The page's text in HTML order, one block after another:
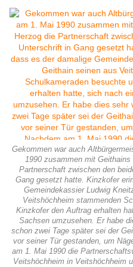
Gekommen war auch
1990 zusammen mit
Partnerschaft zwischen den
Gang gesetzt hatte. Kinzkofer
Gemeindekassier Ludwig
Veitshöchheim stammenden
Kinzkofer den Auftrag erhalten
Sachsen umzusehen. Er habe
schon zwei Tage später sei der
vor seiner Tür gestanden, um
am 1. Mai 1990 die
Veitshöchheim in Veitshöchheim